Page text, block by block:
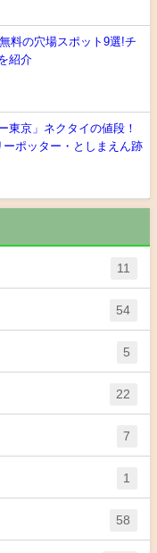
料の穴場スポット9選!チ
紹介
東京」ネクタイの値段！
ポッター・としまえん跡
11
54
5
22
7
1
58